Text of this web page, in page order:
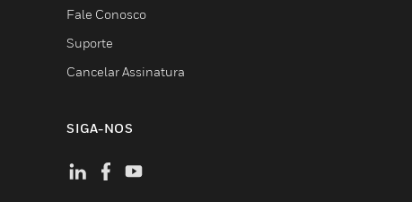
Fale Conosco
Suporte
Cancelar Assinatura
SIGA-NOS